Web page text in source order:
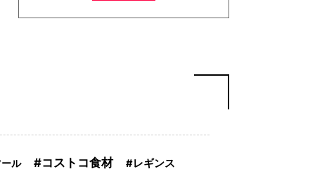
ル コストコ食材 レギンス